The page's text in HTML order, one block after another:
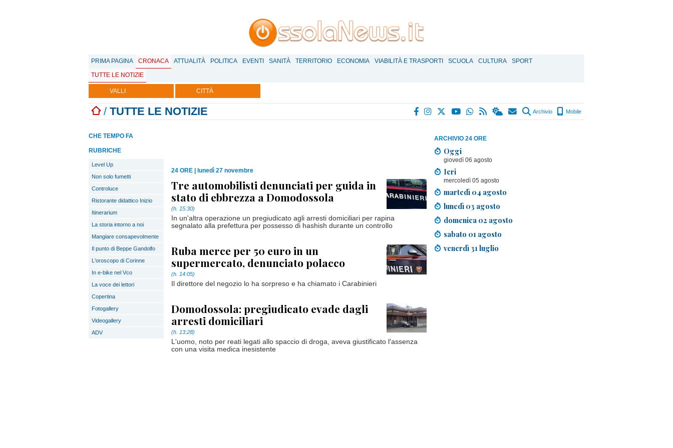
PRIMA PAGINA CRONACA ATTUALITÀ POLITICA EVENTI SANITÀ TERRITORIO ECONOMIA VIABILITÀ E TRASPORTI SCUOLA CULTURA
SPORT
TUTTE LE NOTIZIE
VALLI CITTÀ
/ TUTTE LE NOTIZIE Archivio Mobile
ARCHIVIO 24 ORE
Oggi
giovedì 06 agosto
Ieri
mercoledì 05 agosto
martedì 04 agosto
lunedì 03 agosto
domenica 02 agosto
sabato 01 agosto
venerdì 31 luglio
CHE TEMPO FA
RUBRICHE
Level Up
Non solo fumetti
Controluce
Ristorante didattico Inizio
Itinerarium
La storia intorno a noi
Mangiare consapevolmente
Il punto di Beppe Gandolfo
L'oroscopo di Corinne
In e-bike nel Vco
La voce dei lettori
Copertina
Fotogallery
Videogallery
ADV
24 ORE lunedì 27 novembre
Tre automobilisti denunciati per guida in
stato di ebbrezza a Domodossola
(h. 15:30)
In un'altra operazione un pregiudicato agli arresti domiciliari per rapina
segnalato alla prefettura per possesso di hashish durante un controllo
Ruba merce per 50 euro in un
supermercato, denunciato polacco
(h. 14:05)
Il direttore del negozio lo ha sorpreso e ha chiamato i Carabinieri
Domodossola: pregiudicato evade dagli
arresti domiciliari
(h. 13:28)
L'uomo, noto per reati legati allo spaccio di droga, aveva giustificato l'assenza
con una visita medica inesistente